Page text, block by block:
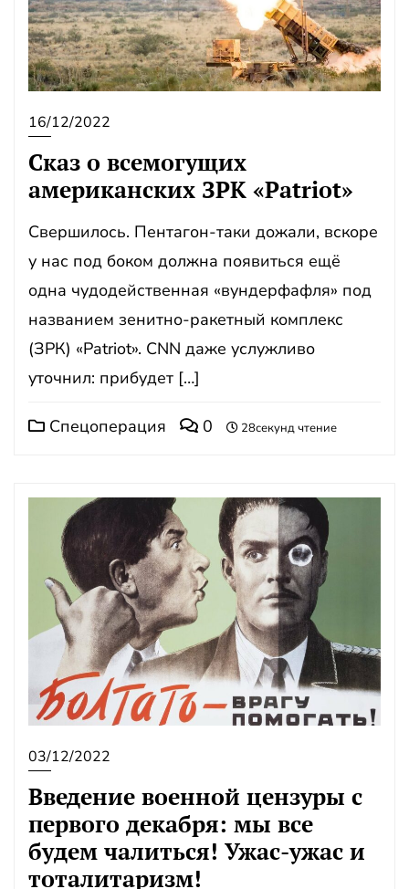
16/12/2022
Сказ о всемогущих
американских ЗРК «Patriot»
Свершилось. Пентагон-таки дожали, вскоре
у нас под боком должна появиться ещё
одна чудодейственная «вундерфафля» под
названием зенитно-ракетный комплекс
(ЗРК) «Patriot». CNN даже услужливо
уточнил: прибудет […]
Спецоперация 0 28секунд чтение
03/12/2022
Введение военной цензуры с
первого декабря: мы все
будем чалиться! Ужас-ужас и
тоталитаризм!